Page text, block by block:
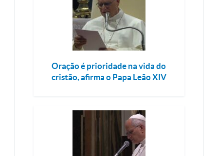
Oração é prioridade na vida do
cristão, afirma o Papa Leão XIV